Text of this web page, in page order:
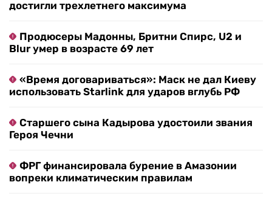
достигли трехлетнего максимума
Продюсеры Мадонны, Бритни Спирс, U2 и
Blur умер в возрасте 69 лет
«Время договариваться»: Маск не дал Киеву
использовать Starlink для ударов вглубь РФ
Старшего сына Кадырова удостоили звания
Героя Чечни
ФРГ финансировала бурение в Амазонии
вопреки климатическим правилам